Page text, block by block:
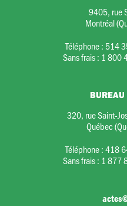
9405, rue
Montréal
Téléphone : 514
Sans frais : 1 800
BUREAU
320, rue Saint-
Québec
Téléphone :418
Sans frais : 1 877